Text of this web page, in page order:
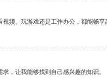
频、玩游戏还是工作办公，都能畅
，让我能够找到自己感兴趣的知识。